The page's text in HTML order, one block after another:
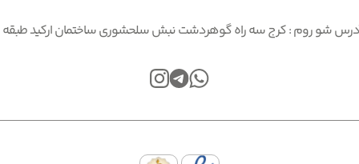
شو روم : کرج سه راه گوهردشت نبش سلحشوری ساختمان ارکید طبقه